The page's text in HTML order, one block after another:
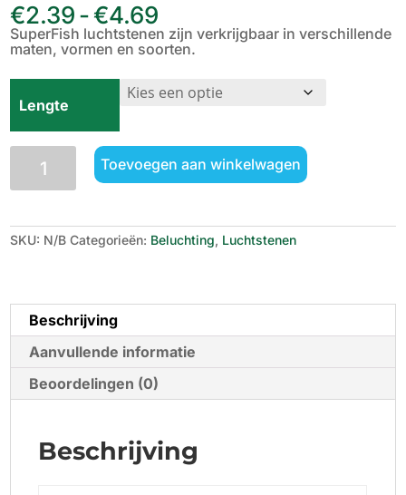
€2.39-€4.69
€2.39
tot
€4.69
SuperFish luchtstenen zijn verkrijgbaar in verschil­lende
maten, vormen en soorten.
Lengte
SuperFish
Luchtsteen
Toevoegen aan winkelwagen
SKU: N/B Categorieën: Beluchting, Luchtstenen
Beschrijving
Aanvullende informatie
Beoordelingen (0)
Beschrijving